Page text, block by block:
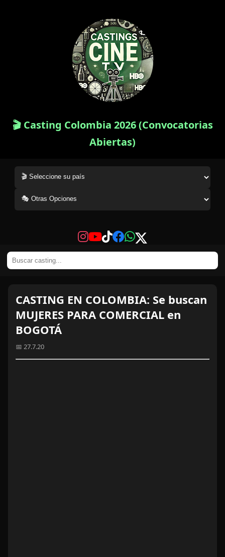
🎬 Casting Colombia 2026 (Convocatorias
Abiertas)
CASTING EN COLOMBIA: Se buscan
MUJERES PARA COMERCIAL en
BOGOTÁ
📅 27.7.20